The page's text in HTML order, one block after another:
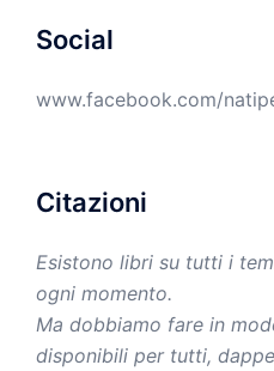
Social
www.facebook.com/
Citazioni
Esistono libri su tutti i
ogni momento.
Ma dobbiamo fare in
disponibili per tutti,